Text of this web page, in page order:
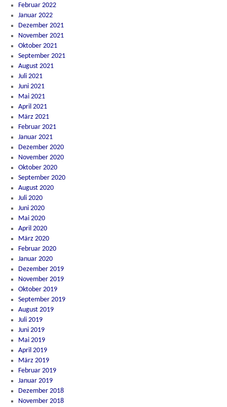
Februar 2022
Januar 2022
Dezember 2021
November 2021
Oktober 2021
September 2021
August 2021
Juli 2021
Juni 2021
Mai 2021
April 2021
März 2021
Februar 2021
Januar 2021
Dezember 2020
November 2020
Oktober 2020
September 2020
August 2020
Juli 2020
Juni 2020
Mai 2020
April 2020
März 2020
Februar 2020
Januar 2020
Dezember 2019
November 2019
Oktober 2019
September 2019
August 2019
Juli 2019
Juni 2019
Mai 2019
April 2019
März 2019
Februar 2019
Januar 2019
Dezember 2018
November 2018